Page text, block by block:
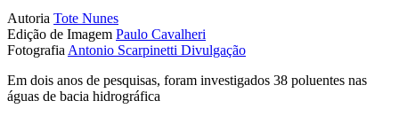
Autoria Tote Nunes
Edição de Imagem Paulo Cavalheri
Fotografia Antonio Scarpinetti Divulgação
Em dois anos de pesquisas, foram investigados 38 poluentes nas
águas de bacia hidrográfica